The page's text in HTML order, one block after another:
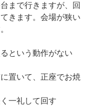
まで行きますが、回
きます。会場が狭い
という動作がない
置いて、正座でお焼
一礼して回す